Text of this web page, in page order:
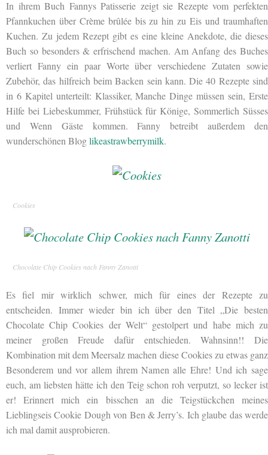
In ihrem Buch Fannys Patisserie zeigt sie Rezepte vom perfekten
Pfannkuchen über Crème brûlée bis zu hin zuEis und traumhaften
Kuchen. Zu jedem Rezept gibt es eine kleine Anekdote, die dieses
Buch so besonders & erfrischend machen. Am Anfang des Buches
verliert Fanny ein paar Worte über verschiedene Zutaten sowie
Zubehör, das hilfreich beim Backen sein kann. Die 40 Rezepte sind
in 6 Kapitel unterteilt: Klassiker, Manche Dinge müssen sein, Erste
Hilfe bei Liebeskummer, Frühstück für Könige, Sommerlich Süsses
und Wenn Gäste kommen. Fanny betreibt außerdem den
wunderschönen Bloglikeastrawberrymilk.
Cookies
Chocolate Chip Cookies nach Fanny Zanotti
Es fiel mir wirklich schwer, mich für eines der Rezepte zu
entscheiden. Immer wieder bin ich über den Titel „Die besten
Chocolate Chip Cookies der Welt“ gestolpert und habe mich zu
meiner großen Freude dafür entschieden. Wahnsinn!! Die
Kombination mit dem Meersalz machen diese Cookies zu etwas ganz
Besonderem und vor allem ihrem Namen alle Ehre! Und ich sage
euch, am liebsten hätte ich den Teig schon roh verputzt, so lecker ist
er! Erinnert mich ein bisschen an die Teigstückchen meines
Lieblingseis Cookie Dough von Ben & Jerry’s. Ich glaube das werde
ich mal damit ausprobieren.